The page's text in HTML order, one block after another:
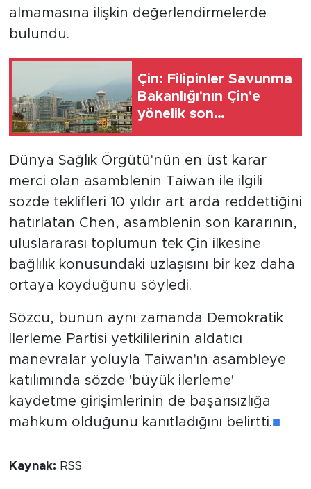
almamasına ilişkin değerlendirmelerde
bulundu.
Çin: Filipinler Savunma
Bakanlığı'nın Çin'e
yönelik son
Dünya Sağlık Örgütü'nün en üst karar
merci olan asamblenin Taiwan ile ilgili
sözde teklifleri 10 yıldır art arda reddettiğini
hatırlatan Chen, asamblenin son kararının,
uluslararası toplumun tek Çin ilkesine
bağlılık konusundaki uzlaşısını bir kez daha
ortaya koyduğunu söyledi.
Sözcü, bunun aynı zamanda Demokratik
İlerleme Partisi yetkililerinin aldatıcı
manevralar yoluyla Taiwan'ın asambleye
katılımında sözde 'büyük ilerleme'
kaydetme girişimlerinin de başarısızlığa
mahkum olduğunu kanıtladığını belirtti.■
Kaynak: RSS